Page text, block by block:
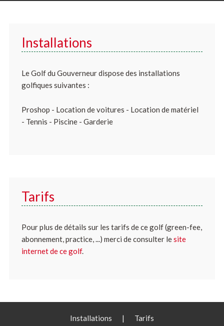
Installations
Le Golf du Gouverneur dispose des installations
golfiques suivantes :
Proshop - Location de voitures - Location de matériel
- Tennis - Piscine - Garderie
Tarifs
Pour plus de détails sur les tarifs de ce golf (green-fee,
abonnement, practice, ...) merci de consulter lesite
internet de ce golf.
Installations | Tarifs